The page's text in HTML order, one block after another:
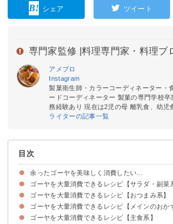
シェア ツイート
専門家監修 | 料理専門家・料理ブ
アメブロ
Instagram
製菓衛生師・カラーコーディネーター・
ードコーディネーター 製菓の専門学校
務経験あり 現在は2児の母 離乳食、幼児
ライターの記事一覧
目次
余ったゴーヤを美味しく消費したい…
ゴーヤを大量消費できるレシピ【サラダ・副菜
①ゴーヤの佃煮
②ゴーヤとツナのサラダ
③子供も食べられるゴーヤの肉味噌和え
④無限ゴーヤ
ゴーヤを大量消費できるレシピ【おつまみ系】
①漬物
②ゴーヤの唐揚げ
③ゴーヤのピクルス
④ゴーヤのナムル
ゴーヤを大量消費できるレシピ【メインのおか
①ゴーヤチャンプルー
②ひき肉を使ったゴーヤの肉詰め
③ゴーヤとエビの炒め物
ゴーヤを大量消費できるレシピ【主食系】